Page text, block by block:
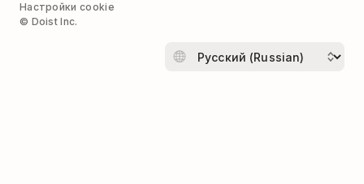
Настройки cookie
© Doist Inc.